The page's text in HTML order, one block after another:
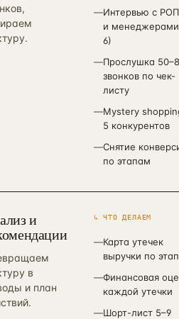
—Интервью с
и
6)
—Прослушка
звонков по чек-
листу
—Mystery
5 конкурентов
—Снятие
по этапам
и
в
и план
↳ ЧТО ДЕЛАЕМ
—Карта утечек
выручки по
—Финансовая
каждой утечки
—Шорт-лист 5–9